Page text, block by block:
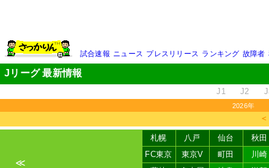
試合速報 ニュース プレスリリース ランキング 故障者
Jリーグ 最新情報
J1 J2
2026年
＜
≪
札幌 八戸 仙台 秋田
FC東京
東京V 町田 川崎